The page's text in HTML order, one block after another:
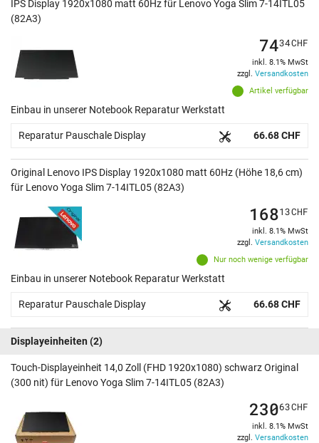
IPS Display 1920x1080 matt 60Hz für Lenovo Yoga Slim 7-14ITL05
(82A3)
Artikel verfügbar
7434CHF
inkl. 8.1% MwSt
zzgl. Versandkosten
Einbau in unserer Notebook Reparatur Werkstatt
Reparatur Pauschale Display 66.68 CHF
Original Lenovo IPS Display 1920x1080 matt 60Hz (Höhe 18,6 cm)
für Lenovo Yoga Slim 7-14ITL05 (82A3)
Nur noch wenige verfügbar
16813CHF
inkl. 8.1% MwSt
zzgl. Versandkosten
Einbau in unserer Notebook Reparatur Werkstatt
Reparatur Pauschale Display 66.68 CHF
Displayeinheiten (2)
Touch-Displayeinheit 14,0 Zoll (FHD 1920x1080) schwarz Original
(300 nit) für Lenovo Yoga Slim 7-14ITL05 (82A3)
23063CHF
inkl. 8.1% MwSt
zzgl. Versandkosten